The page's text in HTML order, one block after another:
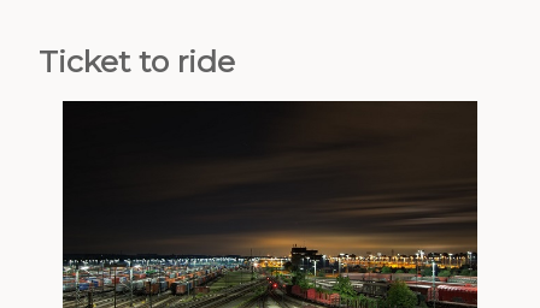
Ticket to ride